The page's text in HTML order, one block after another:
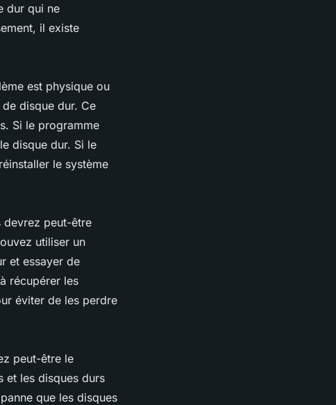
dur qui ne
il existe
est physique ou
disque dur. Ce
Si le programme
disque dur. Si le
le système
devrez peut-être
utiliser un
et essayer de
récupérer les
éviter de les perdre
peut-être le
et les disques durs
que les disques